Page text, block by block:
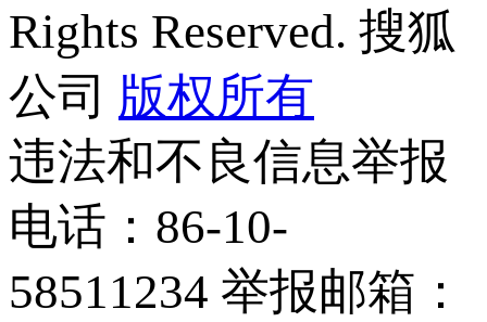
Rights Reserved. 搜狐
公司 版权所有
违法和不良信息举报
电话：86-10-
58511234 举报邮箱：